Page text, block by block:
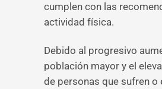
cumplen con las
actividad física.
Debido al progresivo
población mayor y el
de personas que sufren o